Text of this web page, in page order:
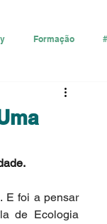
Formação
E foi a pensar
de Ecologia